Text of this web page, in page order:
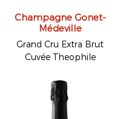
Champagne Gonet-
Médeville
Grand Cru Extra Brut
Cuvée Theophile